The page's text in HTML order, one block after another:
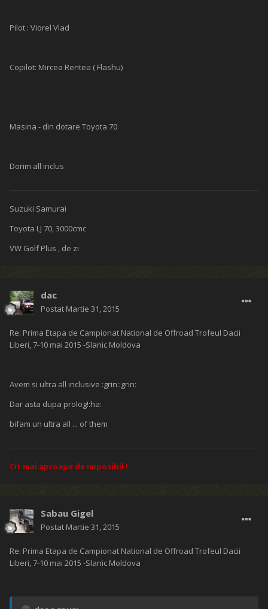
Pilot : Viorel Vlad
Copilot: Mircea Rentea ( Flashu)
Masina - din dotare Toyota 70
Dorim all inclus
Suzuki Samurai
Toyota LJ 70, 3000cmc
VW Golf Plus , de zi
dac
Postat Martie 31, 2015
Re: Prima Etapa de Campionat National de Offroad Trofeul Dacii
Liberi, 7-10 mai 2015 -Slanic Moldova
Avem si ultra all inclusive :grin::grin:
Dar asta dupa prolog!:ha:
bifam un ultra all ... of them
Cit mai aproape de imposibil !
Sabau Gigel
Postat Martie 31, 2015
Re: Prima Etapa de Campionat National de Offroad Trofeul Dacii
Liberi, 7-10 mai 2015 -Slanic Moldova